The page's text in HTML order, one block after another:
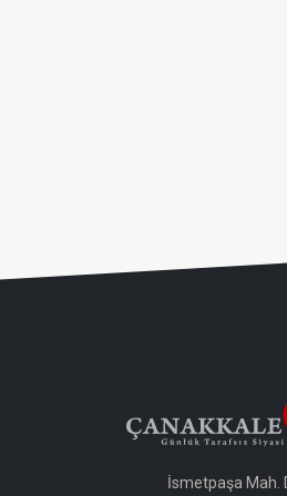
İsmetpaşa Mah.